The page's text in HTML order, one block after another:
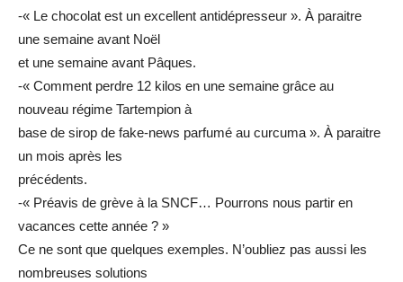
-« Le chocolat est un excellent antidépresseur ». À paraitre
une semaine avant Noël
et une semaine avant Pâques.
-« Comment perdre 12 kilos en une semaine grâce au
nouveau régime Tartempion à
base de sirop de fake-news parfumé au curcuma ». À paraitre
un mois après les
précédents.
-« Préavis de grève à la SNCF… Pourrons nous partir en
vacances cette année ? »
Ce ne sont que quelques exemples. N’oubliez pas aussi les
nombreuses solutions